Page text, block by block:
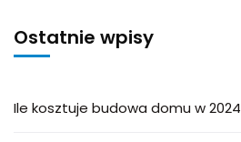
Ostatnie wpisy
Ile kosztuje budowa domu w 2024